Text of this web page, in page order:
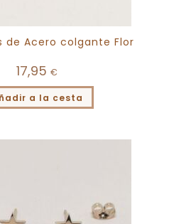
de Acero colgante Flor
17,95 €
a la cesta